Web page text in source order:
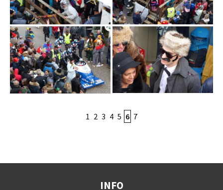
1 2 3 4 5 6 7
INFO